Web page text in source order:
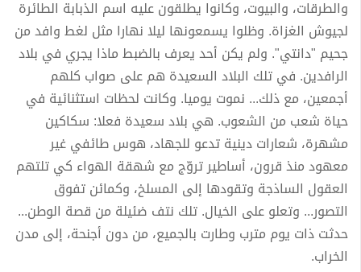
والطرقات، والبيوت، وكانوا يطلقون عليه اسم الذبابة الطائرة
لجيوش الغزاة. وظلوا يسمعونها ليلا نهارا مثل لغط وافد من
جحيم "دانتي". ولم يكن أحد يعرف بالضبط ماذا يجري في بلاد
الرافدين. في تلك البلاد السعيدة هم على صواب كلهم
أجمعين، مع ذلك... نموت يوميا. وكانت لحظات استثنائية في
حياة شعب من الشعوب. هي بلاد سعيدة فعلا: سكاكين
مشهرة، شعارات دينية تدعو للجهاد، هوس طائفي غير
معهود منذ قرون، أساطير تروّج مع شهقة الهواء كي تلتهم
العقول الساذجة وتقودها إلى المسلخ، وكمائن تفوق
التصور... وتعلو على الخيال. تلك نتف ضئيلة من قصة الوطن...
حدثت ذات يوم مترب وطارت بالجميع، من دون أجنحة، إلى مدن
الخراب.